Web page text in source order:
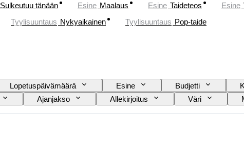
Sulkeutuu tänään Esine Maalaus Esine Taideteos Esine
Tyylisuuntaus Nykyaikainen Tyylisuuntaus Pop-taide
Lopetuspäivämäärä Esine Budjetti
Ajanjakso Allekirjoitus Väri